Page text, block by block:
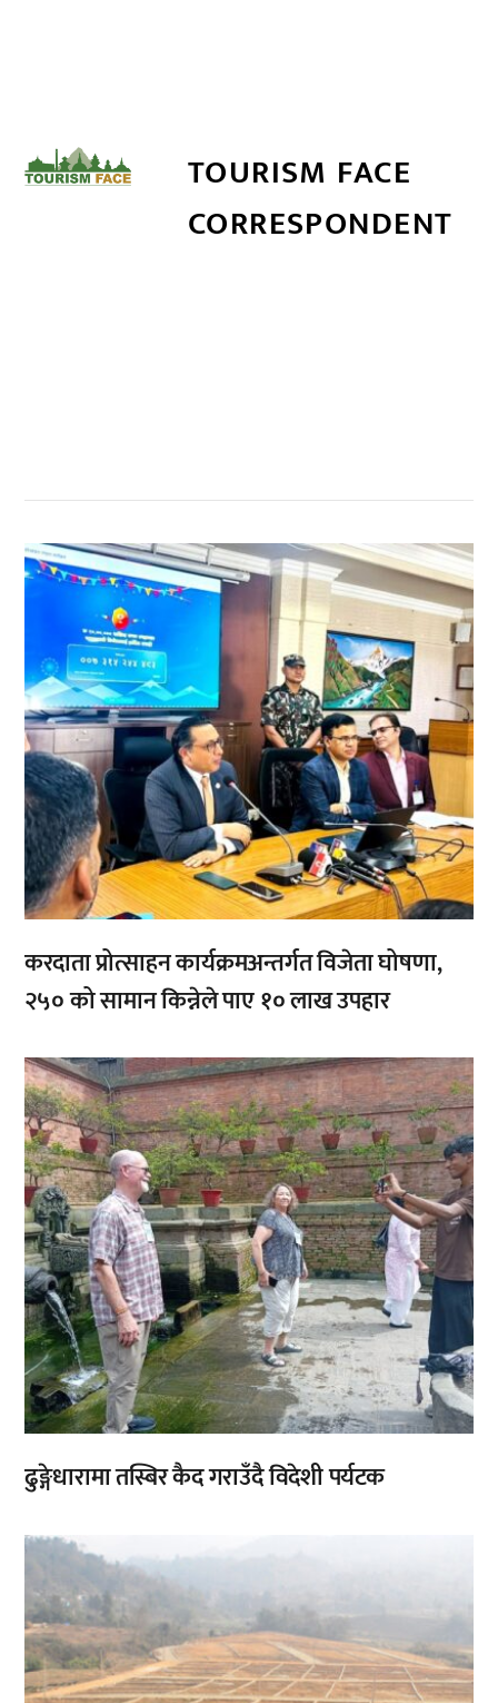
TOURISM FACE
CORRESPONDENT
,
करदाता प्रोत्साहन कार्यक्रमअन्तर्गत विजेता घोषणा,
२५० को सामान किन्नेले पाए १० लाख उपहार
ढुङ्गेधारामा तस्बिर कैद गराउँदै विदेशी पर्यटक
,